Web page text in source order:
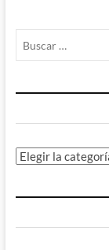
60º
Doctor
Categorías